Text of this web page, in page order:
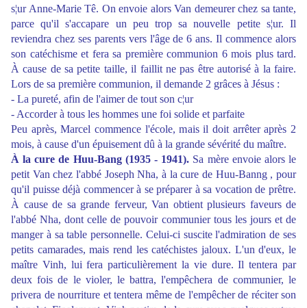
s¦ur Anne-Marie Tê. On envoie alors Van demeurer chez sa tante,
parce qu'il s'accapare un peu trop sa nouvelle petite s¦ur. Il
reviendra chez ses parents vers l'âge de 6 ans. Il commence alors
son catéchisme et fera sa première communion 6 mois plus tard.
À cause de sa petite taille, il faillit ne pas être autorisé à la faire.
Lors de sa première communion, il demande 2 grâces à Jésus :
- La pureté, afin de l'aimer de tout son c¦ur
- Accorder à tous les hommes une foi solide et parfaite
Peu après, Marcel commence l'école, mais il doit arrêter après 2
mois, à cause d'un épuisement dû à la grande sévérité du maître.
À la cure de Huu-Bang (1935 - 1941). Sa mère envoie alors le
petit Van chez l'abbé Joseph Nha, à la cure de Huu-Banng , pour
qu'il puisse déjà commencer à se préparer à sa vocation de prêtre.
À cause de sa grande ferveur, Van obtient plusieurs faveurs de
l'abbé Nha, dont celle de pouvoir communier tous les jours et de
manger à sa table personnelle. Celui-ci suscite l'admiration de ses
petits camarades, mais rend les catéchistes jaloux. L'un d'eux, le
maître Vinh, lui fera particulièrement la vie dure. Il tentera par
deux fois de le violer, le battra, l'empêchera de communier, le
privera de nourriture et tentera même de l'empêcher de réciter son